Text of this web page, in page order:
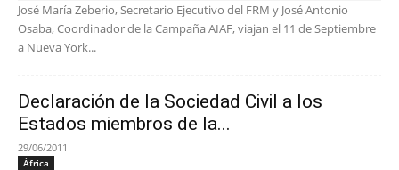
José María Zeberio, Secretario Ejecutivo del FRM y José Antonio
Osaba, Coordinador de la Campaña AIAF, viajan el 11 de Septiembre
a Nueva York...
Declaración de la Sociedad Civil a los
Estados miembros de la...
29/06/2011
África